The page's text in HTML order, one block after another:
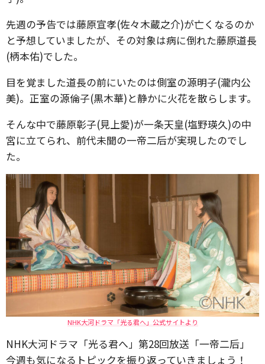
先週の予告では藤原宣孝(佐々木蔵之介)が亡くなるのか
と予想していましたが、その対象は病に倒れた藤原道長
(柄本佑)でした。
目を覚ました道長の前にいたのは側室の源明子(瀧内公
美)。正室の源倫子(黒木華)と静かに火花を散らします。
そんな中で藤原彰子(見上愛)が一条天皇(塩野瑛久)の中
宮に立てられ、前代未聞の一帝二后が実現したのでし
た。
NHK大河ドラマ「光る君へ」公式サイトより
NHK大河ドラマ「光る君へ」第28回放送「一帝二后」
今週も気になるトピックを振り返っていきましょう！